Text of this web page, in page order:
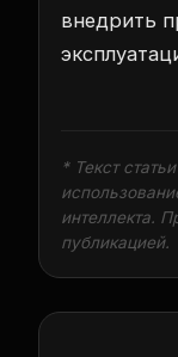
внедрить
* Текст
интеллекта.
публикацией.